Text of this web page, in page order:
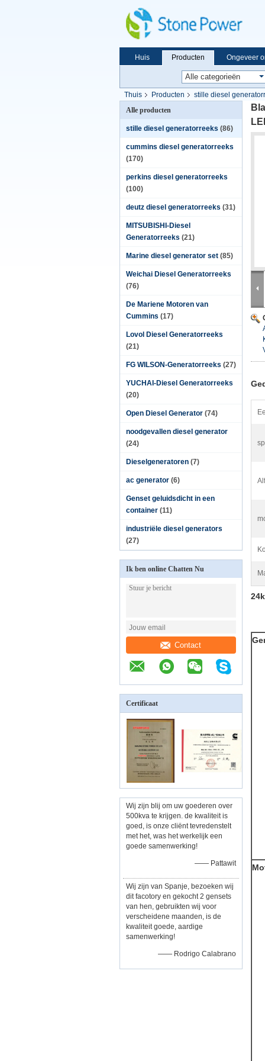
Huis Producten Ongeveer
Thuis Producten stille diesel
Vertoningsconfiguratiescherm
Alle producten
stille diesel generatorreeks (86)
cummins diesel generatorreeks
(170)
perkins diesel generatorreeks
(100)
deutz diesel generatorreeks (31)
MITSUBISHI-Diesel
Generatorreeks (21)
Marine diesel generator set (85)
Weichai Diesel Generatorreeks
(76)
De Mariene Motoren van
Cummins (17)
Lovol Diesel Generatorreeks
(21)
FG WILSON-Generatorreeks (27)
YUCHAI-Diesel Generatorreeks
(20)
Open Diesel Generator (74)
noodgevallen diesel generator
(24)
Dieselgeneratoren (7)
ac generator (6)
Genset geluidsdicht in een
container (11)
industriële diesel generators
(27)
Ik ben online Chatten Nu
Contact
Certificaat
Wij zijn blij om uw goederen over
500kva te krijgen. de kwaliteit is
goed, is onze cliënt tevredenstelt
met het, was het werkelijk een
goede samenwerking!
—— Pattawit
Wij zijn van Spanje, bezoeken wij
dit facotory en gekocht 2 gensets
van hen, gebruikten wij voor
verscheidene maanden, is de
kwaliteit goede, aardige
samenwerking!
—— Rodrigo Calabrano